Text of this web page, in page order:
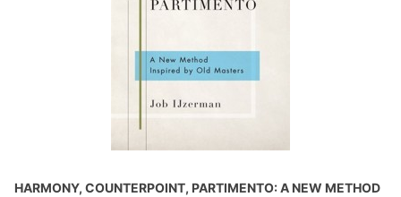
HARMONY, COUNTERPOINT, PARTIMENTO: A NEW METHOD